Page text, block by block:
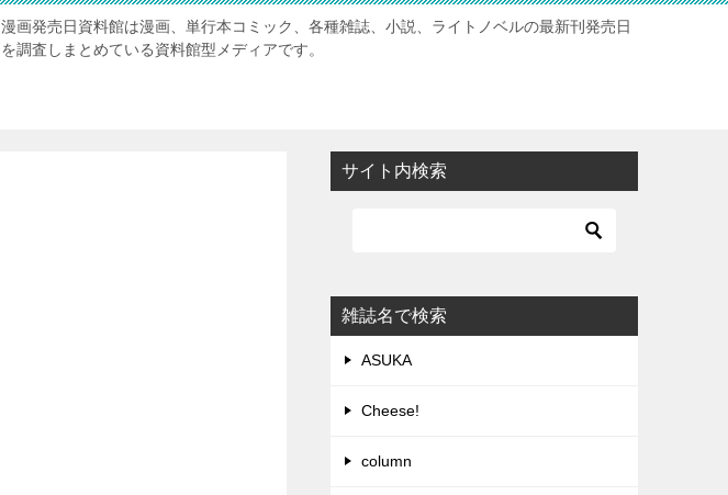
漫画発売日資料館は漫画、単行本コミック、各種雑誌、小説、ライトノベルの最新刊発売日
を調査しまとめている資料館型メディアです。
サイト内検索
雑誌名で検索
ASUKA
Cheese!
column